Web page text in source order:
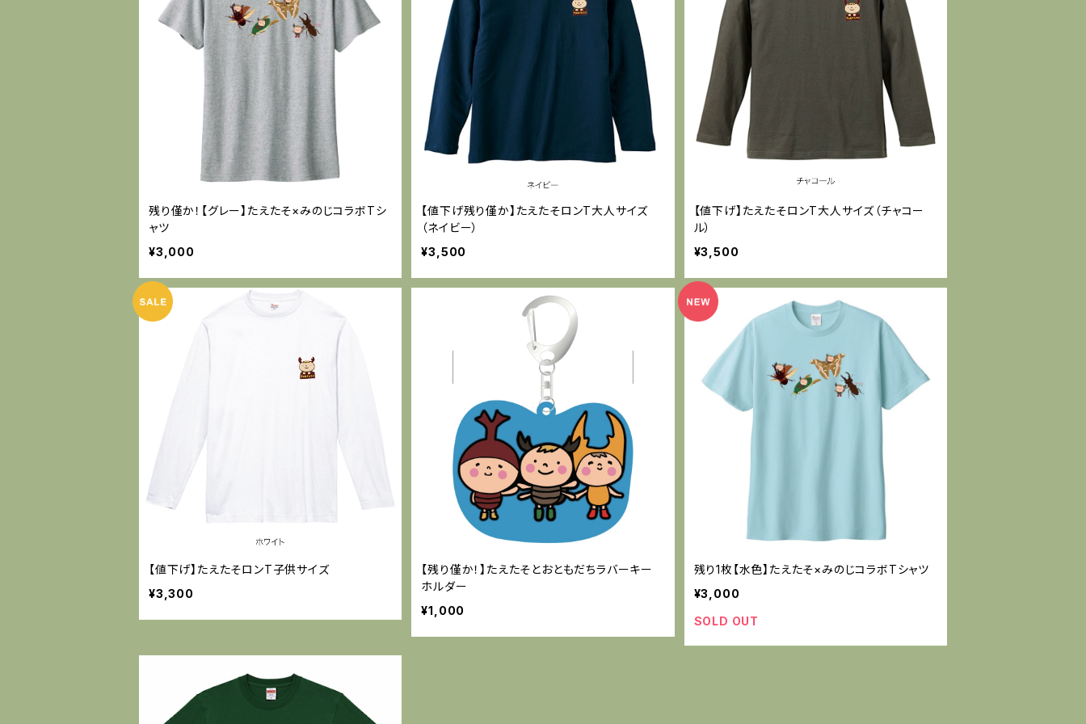
残り僅か！【グレー】たえたそ×みのじコラボTシ
ャツ
¥3,000
【値下げ残り僅か】たえたそロンT大人サイズ
（ネイビー）
¥3,500
【値下げ】たえたそロンT大人サイズ（チャコー
ル）
¥3,500
【値下げ】たえたそロンT子供サイズ
¥3,300
【残り僅か！】たえたそとおともだちラバーキー
ホルダー
¥1,000
残り1枚【水色】たえたそ×みのじコラボTシャツ
¥3,000
SOLD OUT